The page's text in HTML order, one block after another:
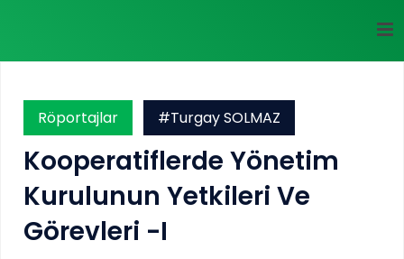
Röportajlar #Turgay SOLMAZ
Kooperatiflerde Yönetim
Kurulunun Yetkileri Ve
Görevleri -I